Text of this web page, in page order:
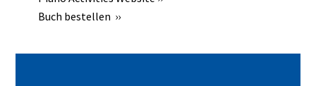
Buch bestellen ››